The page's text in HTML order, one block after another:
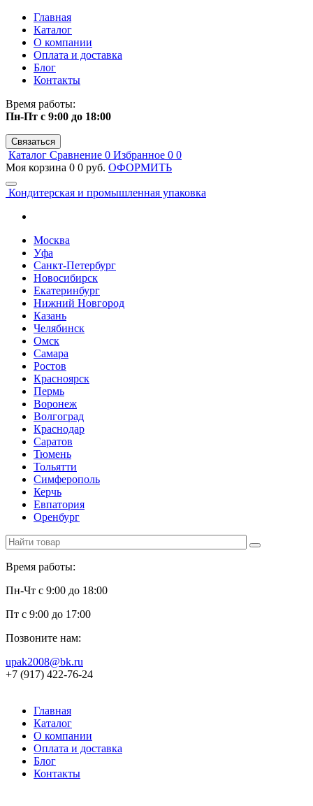
Главная
Каталог
О компании
Оплата и доставка
Блог
Контакты
Время работы:
Пн-Пт с 9:00 до 18:00
Связаться
Каталог Сравнение 0 Избранное 0 0
Моя корзина 0 0 руб. ОФОРМИТЬ
Кондитерская и промышленная упаковка
Москва
Уфа
Санкт-Петербург
Новосибирск
Екатеринбург
Нижний Новгород
Казань
Челябинск
Омск
Самара
Ростов
Красноярск
Пермь
Воронеж
Волгоград
Краснодар
Саратов
Тюмень
Тольятти
Симферополь
Керчь
Евпатория
Оренбург
Время работы:
Пн-Чт с 9:00 до 18:00
Пт с 9:00 до 17:00
Позвоните нам:
upak2008@bk.ru
+7 (917) 422-76-24
Главная
Каталог
О компании
Оплата и доставка
Блог
Контакты